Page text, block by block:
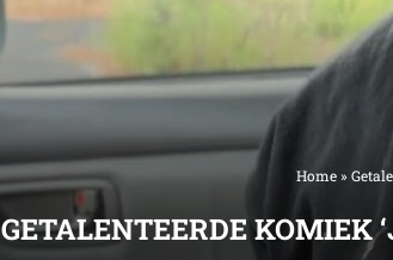
Home»
GETALENTEERDE KOMIEK